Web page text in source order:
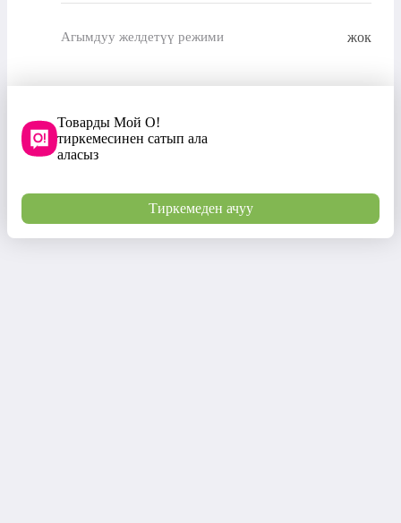
Агымдуу желдетүү режими жок
Товарды Мой О!
тиркемесинен сатып ала
аласыз
Тиркемеден ачуу